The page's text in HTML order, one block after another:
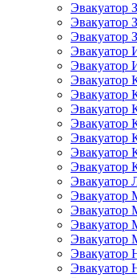
Эвакуатор
Эвакуатор
Эвакуатор
Эвакуатор
Эвакуатор
Эвакуатор
Эвакуатор
Эвакуатор
Эвакуатор
Эвакуатор
Эвакуатор
Эвакуатор
Эвакуатор
Эвакуатор
Эвакуатор
Эвакуатор
Эвакуатор
Эвакуатор
Эвакуатор